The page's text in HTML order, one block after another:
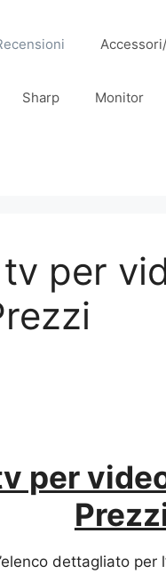
Sharp Monitor
per
per
dettagliato per